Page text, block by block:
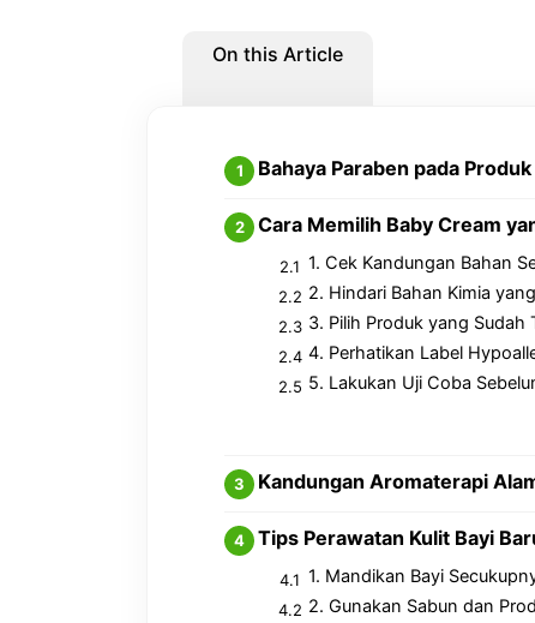
On this Article
Bahaya Paraben pada
Cara Memilih Baby Cream
1. Cek Kandungan Bahan
2. Hindari Bahan Kimia
3. Pilih Produk yang Sudah
4. Perhatikan Label
5. Lakukan Uji Coba
Kandungan Aromaterapi
Tips Perawatan Kulit Bayi
1. Mandikan Bayi
2. Gunakan Sabun dan